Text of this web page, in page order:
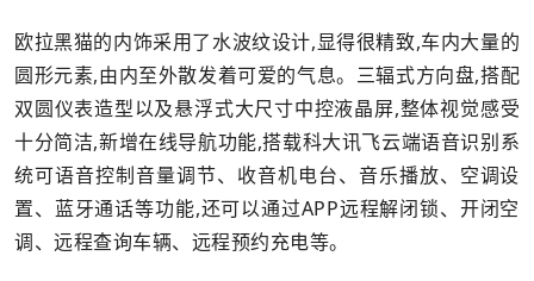
欧拉黑猫的内饰采用了水波纹设计,显得很精致,车内大量的
圆形元素,由内至外散发着可爱的气息。三辐式方向盘,搭配
双圆仪表造型以及悬浮式大尺寸中控液晶屏,整体视觉感受
十分简洁,新增在线导航功能,搭载科大讯飞云端语音识别系
统可语音控制音量调节、收音机电台、音乐播放、空调设
置、蓝牙通话等功能,还可以通过APP远程解闭锁、开闭空
调、远程查询车辆、远程预约充电等。